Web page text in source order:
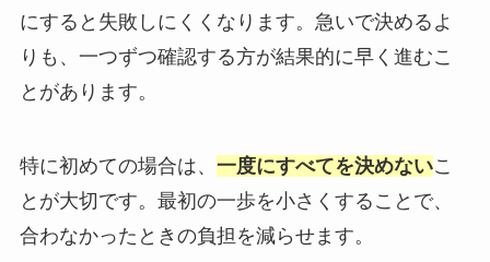
にすると失敗しにくくなります。急いで決めるよ
りも、一つずつ確認する方が結果的に早く進むこ
とがあります。
特に初めての場合は、 一度にすべてを決めないこ
とが大切です。最初の一歩を小さくすることで、
合わなかったときの負担を減らせます。